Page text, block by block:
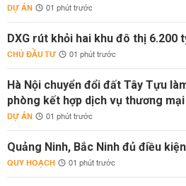
DỰ ÁN 01 phút trước
DXG rút khỏi hai khu đô thị 6.200
CHỦ ĐẦU TƯ 01 phút trước
Hà Nội chuyển đổi đất Tây Tựu
phòng kết hợp dịch vụ thương mại
DỰ ÁN 01 phút trước
Quảng Ninh, Bắc Ninh đủ điều
QUY HOẠCH 01 phút trước